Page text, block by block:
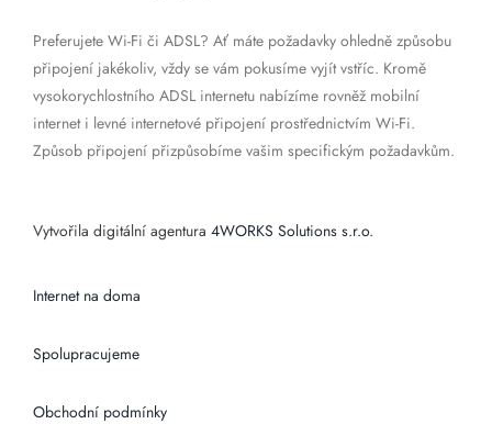
Preferujete Wi-Fi či ADSL? Ať máte požadavky ohledně způsobu
připojení jakékoliv, vždy se vám pokusíme vyjít vstříc. Kromě
vysokorychlostního ADSL internetu nabízíme rovněž mobilní
internet i levné internetové připojení prostřednictvím Wi-Fi.
Způsob připojení přizpůsobíme vašim specifickým požadavkům.
Vytvořila digitální agentura 4WORKS Solutions s.r.o.
Internet na doma
Spolupracujeme
Obchodní podmínky